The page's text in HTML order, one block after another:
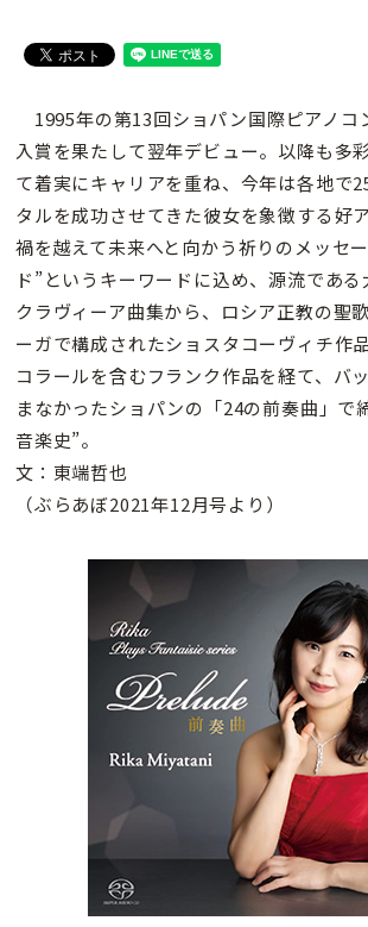
1995年の第13回ショパン国際ピアノコ
入賞を果たして翌年デビュー。以降も多
て着実にキャリアを重ね、今年は各地で
タルを成功させてきた彼女を象徴する好
禍を越えて未来へと向かう祈りのメッセ
ド”というキーワードに込め、源流であ
クラヴィーア曲集から、ロシア正教の聖
ーガで構成されたショスタコーヴィチ作
コラールを含むフランク作品を経て、バ
まなかったショパンの「24の前奏曲」で
音楽史”。
文：東端哲也
（ぶらあぼ2021年12月号より）